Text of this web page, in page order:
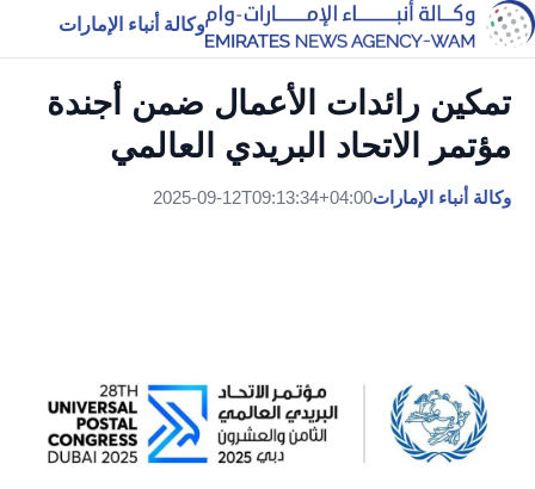
وكالة أنباء الإمارات
تمكين رائدات الأعمال ضمن أجندة
مؤتمر الاتحاد البريدي العالمي
وكالة أنباء الإمارات2025-09-12T09:13:34+04:00